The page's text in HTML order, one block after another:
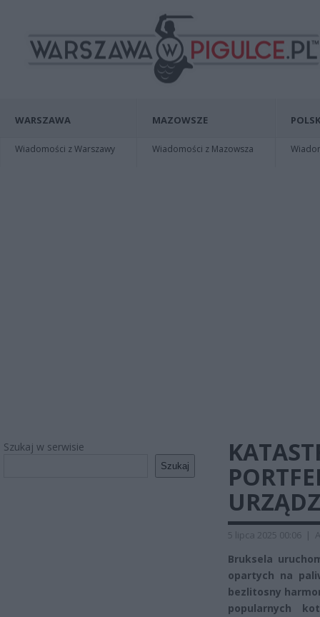
WARSZAWA
Wiadomości z Warszawy
MAZOWSZE
Wiadomości z Mazowsza
Szukaj w serwisie
Szukaj
5 lipca 2025 00:06 |
Bruksela
opartych na
bezlitosny
popularnych